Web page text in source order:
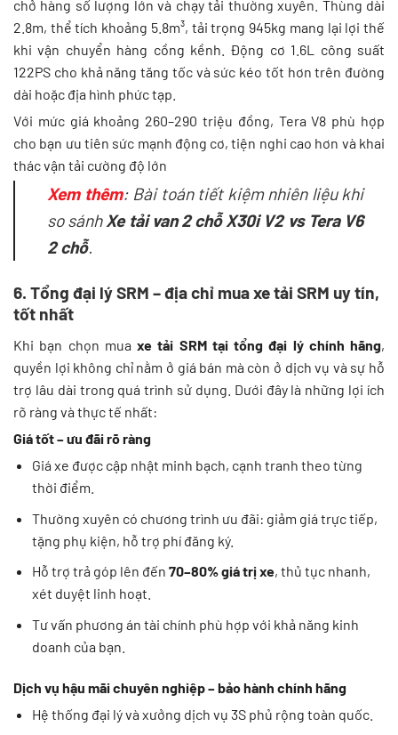
chở hàng số lượng lớn và chạy tải thường xuyên. Thùng dài
2.8m, thể tích khoảng 5.8m³, tải trọng 945kg mang lại lợi thế
khi vận chuyển hàng cồng kềnh. Động cơ 1.6L công suất
122PS cho khả năng tăng tốc và sức kéo tốt hơn trên đường
dài hoặc địa hình phức tạp.
Với mức giá khoảng 260–290 triệu đồng, Tera V8 phù hợp
cho bạn ưu tiên sức mạnh động cơ, tiện nghi cao hơn và khai
thác vận tải cường độ lớn
Xem thêm: Bài toán tiết kiệm nhiên liệu khi
so sánhXe tải van 2 chỗ X30i V2 vs Tera V6
2 chỗ.
6. Tổng đại lý SRM – địa chỉ mua xe tải SRM uy tín,
tốt nhất
Khi bạn chọn mua xe tải SRM tại tổng đại lý chính hãng,
quyền lợi không chỉ nằm ở giá bán mà còn ở dịch vụ và sự hỗ
trợ lâu dài trong quá trình sử dụng. Dưới đây là những lợi ích
rõ ràng và thực tế nhất:
Giá tốt – ưu đãi rõ ràng
Giá xe được cập nhật minh bạch, cạnh tranh theo từng
thời điểm.
Thường xuyên có chương trình ưu đãi: giảm giá trực tiếp,
tặng phụ kiện, hỗ trợ phí đăng ký.
Hỗ trợ trả góp lên đến 70–80% giá trị xe, thủ tục nhanh,
xét duyệt linh hoạt.
Tư vấn phương án tài chính phù hợp với khả năng kinh
doanh của bạn.
Dịch vụ hậu mãi chuyên nghiệp – bảo hành chính hãng
Hệ thống đại lý và xưởng dịch vụ 3S phủ rộng toàn quốc.